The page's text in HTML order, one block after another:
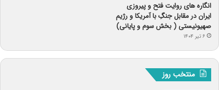
انگاره های روایت فتح و پیروزی
ایران در مقابل جنگِ با آمریکا و رژیم
صهیونیستی ( بخش سوم و پایانی)
۶ تیر ۱۴۰۴
منتخب روز